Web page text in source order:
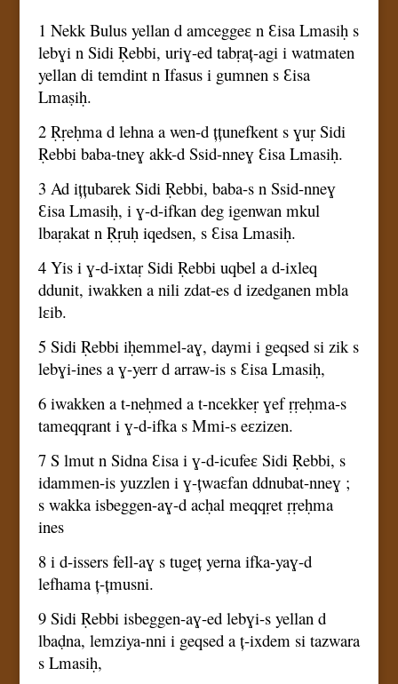
1 Nekk Bulus yellan d amceggeɛ n Ɛisa Lmasiḥ s
lebɣi n Sidi Ṛebbi, uriɣ-ed tabṛaț-agi i watmaten
yellan di temdint n Ifasus i gumnen s Ɛisa
Lmaṣiḥ.
2 Ṛṛeḥma d lehna a wen-d țțunefkent s ɣuṛ Sidi
Ṛebbi baba-tneɣ akk-d Ssid-nneɣ Ɛisa Lmasiḥ.
3 Ad ițțubarek Sidi Ṛebbi, baba-s n Ssid-nneɣ
Ɛisa Lmasiḥ, i ɣ-d-ifkan deg igenwan mkul
lbaṛakat n Ṛṛuḥ iqedsen, s Ɛisa Lmasiḥ.
4 Yis i ɣ-d-ixtaṛ Sidi Ṛebbi uqbel a d-ixleq
ddunit, iwakken a nili zdat-es d izedganen mbla
lɛib.
5 Sidi Ṛebbi iḥemmel-aɣ, daymi i geqsed si zik s
lebɣi-ines a ɣ-yerr d arraw-is s Ɛisa Lmasiḥ,
6 iwakken a t-neḥmed a t-ncekkeṛ ɣef ṛṛeḥma-s
tameqqrant i ɣ-d-ifka s Mmi-s eɛzizen.
7 S lmut n Sidna Ɛisa i ɣ-d-icufeɛ Sidi Ṛebbi, s
idammen-is yuzzlen i ɣ-țwaɛfan ddnubat-nneɣ ;
s wakka isbeggen-aɣ-d acḥal meqqṛet ṛṛeḥma
ines
8 i d-issers fell-aɣ s tugeț yerna ifka-yaɣ-d
lefhama ț-țmusni.
9 Sidi Ṛebbi isbeggen-aɣ-ed lebɣi-s yellan d
lbaḍna, lemziya-nni i geqsed a ț-ixdem si tazwara
s Lmasiḥ,